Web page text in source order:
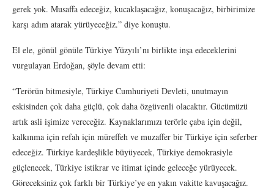
gerek yok. Musaffa edeceğiz, kucaklaşacağız, konuşacağız, birbirimize
karşı adım atarak yürüyeceğiz.” diye konuştu.
El ele, gönül gönüle Türkiye Yüzyılı’nı birlikte inşa edeceklerini
vurgulayan Erdoğan, şöyle devam etti:
“Terörün bitmesiyle, Türkiye Cumhuriyeti Devleti, unutmayın
eskisinden çok daha güçlü, çok daha özgüvenli olacaktır. Gücümüzü
artık asli işimize vereceğiz. Kaynaklarımızı terörle çaba için değil,
kalkınma için refah için müreffeh ve muzaffer bir Türkiye için seferber
edeceğiz. Türkiye kardeşlikle büyüyecek, Türkiye demokrasiyle
güçlenecek, Türkiye istikrar ve itimat içinde geleceğe yürüyecek.
Göreceksiniz çok farklı bir Türkiye’ye en yakın vakitte kavuşacağız.